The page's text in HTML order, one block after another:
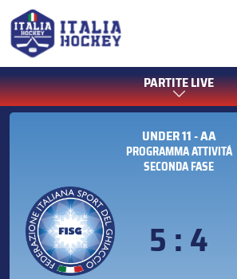
PARTITE LIVE
UNDER 11 - AA
PROGRAMMA ATTIVITÁ
SECONDA FASE
5 : 4